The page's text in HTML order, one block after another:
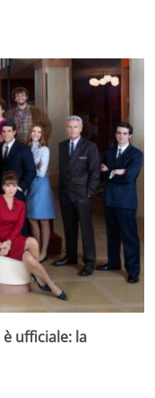
ufficiale: la